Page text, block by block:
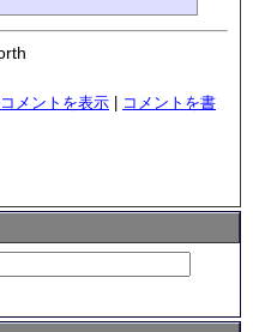
メントを表示
コメントを書